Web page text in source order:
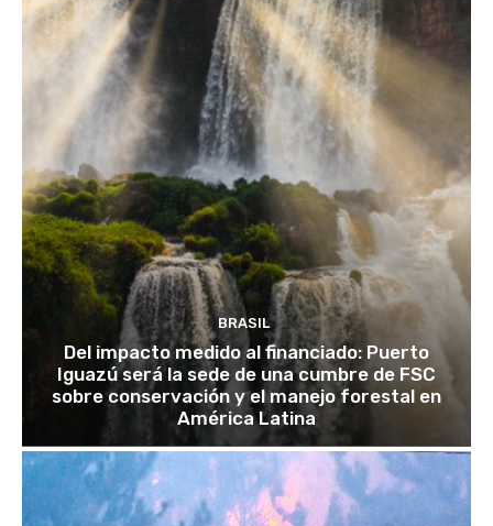
BRASIL
Del impacto medido al financiado: Puerto
Iguazú será la sede de una cumbre de FSC
sobre conservación y el manejo forestal en
América Latina